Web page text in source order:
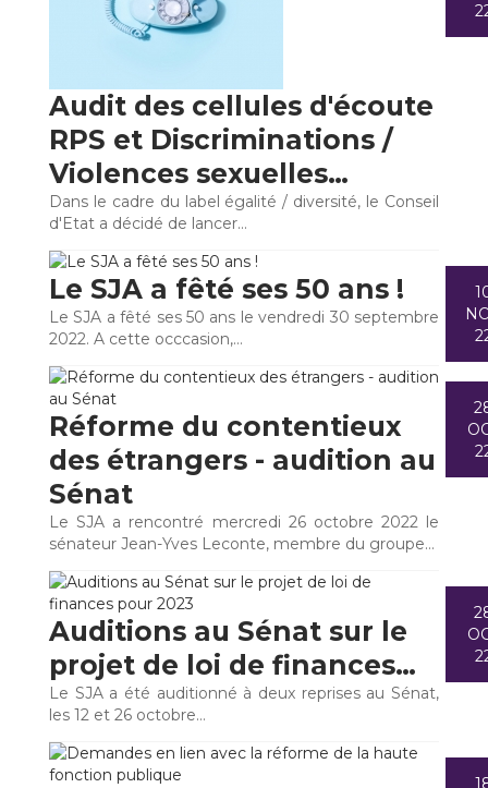
Audit des cellules d'écoute
RPS et Discriminations /
Violences sexuelles…
Dans le cadre du label égalité / diversité, le Conseil
d'Etat a décidé de lancer…
Le SJA a fêté ses 50 ans !
Le SJA a fêté ses 50 ans le vendredi 30 septembre
2022. A cette occcasion,…
Réforme du contentieux
des étrangers - audition au
Sénat
Le SJA a rencontré mercredi 26 octobre 2022 le
sénateur Jean-Yves Leconte, membre du groupe…
Auditions au Sénat sur le
projet de loi de finances…
Le SJA a été auditionné à deux reprises au Sénat,
les 12 et 26 octobre…